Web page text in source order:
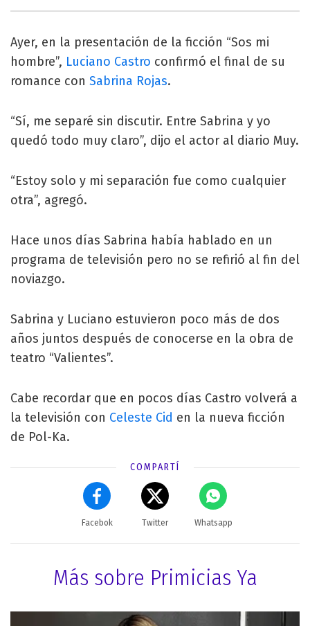
Ayer, en la presentación de la ficción “Sos mi
hombre”, Luciano Castro confirmó el final de su
romance con Sabrina Rojas.
“Sí, me separé sin discutir. Entre Sabrina y yo
quedó todo muy claro”, dijo el actor al diario Muy.
“Estoy solo y mi separación fue como cualquier
otra”, agregó.
Hace unos días Sabrina había hablado en un
programa de televisión pero no se refirió al fin del
noviazgo.
Sabrina y Luciano estuvieron poco más de dos
años juntos después de conocerse en la obra de
teatro “Valientes”.
Cabe recordar que en pocos días Castro volverá a
la televisión con Celeste Cid en la nueva ficción
de Pol-Ka.
COMPARTÍ
Facebok Twitter Whatsapp
Más sobre Primicias Ya